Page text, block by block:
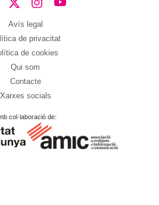
olvidar el sofá de tu casa